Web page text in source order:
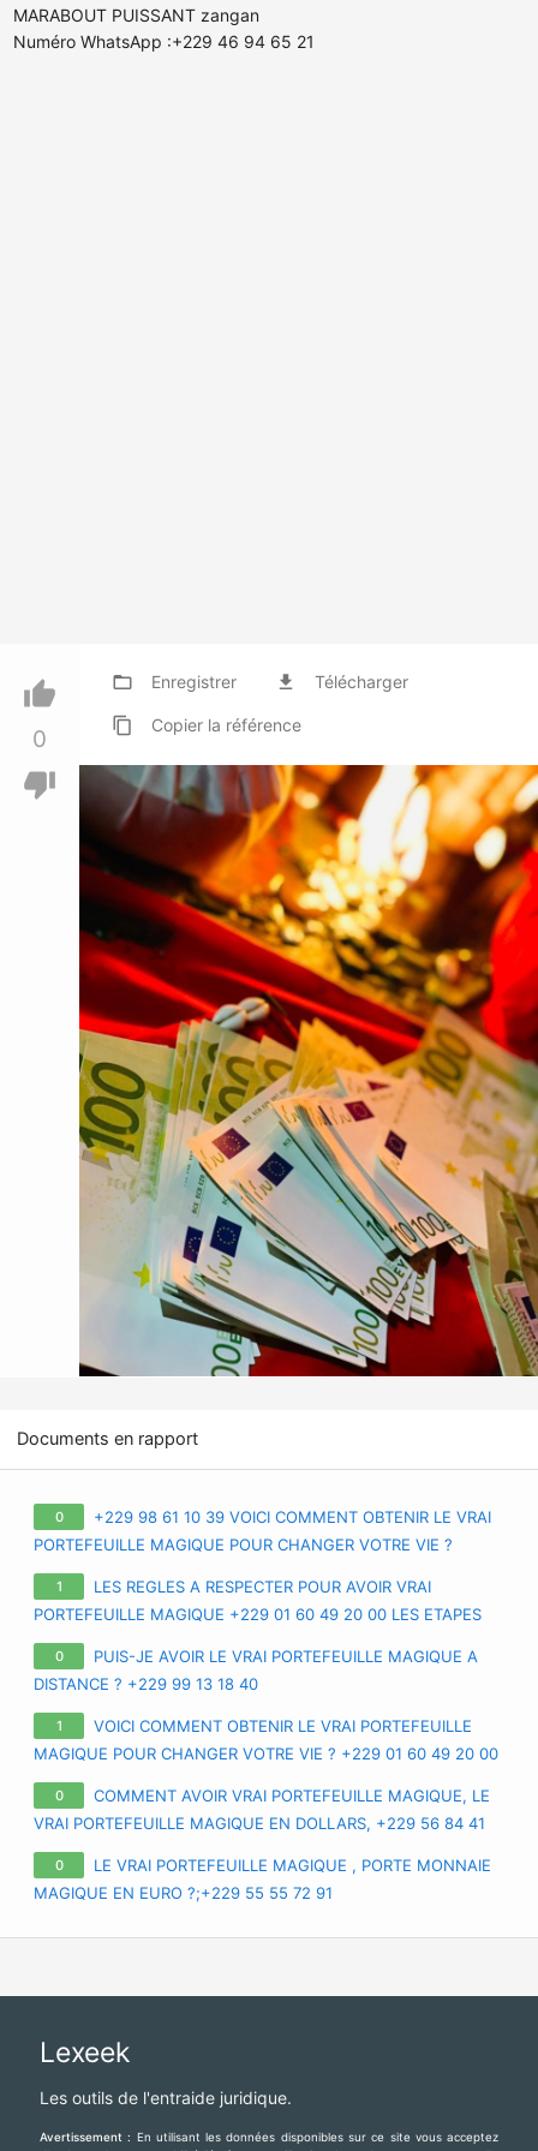
MARABOUT PUISSANT zangan
Numéro WhatsApp :+229 46 94 65 21
thumb_up
0
thumb_down
folder_open Enregistrer file_download Télécharger
content_copy Copierla référence
Documents en rapport
0
+229 98 61 10 39 VOICI COMMENT OBTENIR LE VRAI
PORTEFEUILLE MAGIQUE POUR CHANGER VOTRE VIE ?
APPRENEZ TOUS LES SECRETS SUR LE VRAI PORTE-FEUILLE
MAGIQUE EN FRANCE EURO
1
LES REGLES A RESPECTER POUR AVOIR VRAI
PORTEFEUILLE MAGIQUE +229 01 60 49 20 00 LES ETAPES
POUR AVOIR LE VRAI PORTEFEUILLE MAGIQUE A DISTANCE
0
PUIS-JE AVOIR LE VRAI PORTEFEUILLE MAGIQUE A
DISTANCE ? +229 99 13 18 40
1
VOICI COMMENT OBTENIR LE VRAI PORTEFEUILLE
MAGIQUE POUR CHANGER VOTRE VIE ? +229 01 60 49 20 00
APPRENEZ TOUS LES SECRETS SUR LE VRAI PORTE-FEUILLE
MAGIQUE QUI EXISTE VRAIMENT
0
COMMENT AVOIR VRAI PORTEFEUILLE MAGIQUE, LE
VRAI PORTEFEUILLE MAGIQUE EN DOLLARS, +229 56 84 41
71 PORTEFEUILLE MAGIQUE EN EURO, VRAI PORTEFEUILLE
MAGIQUE EN FRANCE EUROPE
0
LE VRAI PORTEFEUILLE MAGIQUE , PORTE MONNAIE
MAGIQUE EN EURO ?;+229 55 55 72 91
Lexeek
Les outils de l'entraide juridique.
Avertissement :
En utilisant les données disponibles sur ce site vous acceptez